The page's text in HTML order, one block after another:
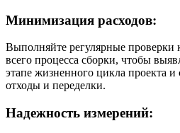
Минимизация расходов:
Выполняйте регулярные проверки
всего процесса сборки, чтобы
этапе жизненного цикла проекта
отходы и переделки.
Надежность измерений: